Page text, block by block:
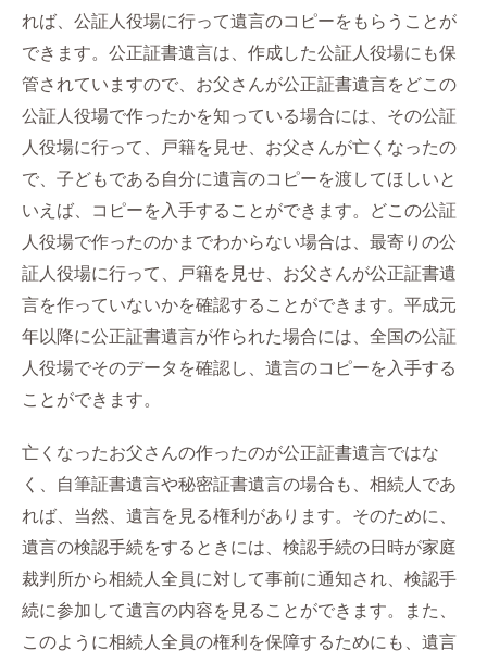
れば、公証人役場に行って遺言のコピーをもらうことが
できます。公正証書遺言は、作成した公証人役場にも保
管されていますので、お父さんが公正証書遺言をどこの
公証人役場で作ったかを知っている場合には、その公証
人役場に行って、戸籍を見せ、お父さんが亡くなったの
で、子どもである自分に遺言のコピーを渡してほしいと
いえば、コピーを入手することができます。どこの公証
人役場で作ったのかまでわからない場合は、最寄りの公
証人役場に行って、戸籍を見せ、お父さんが公正証書遺
言を作っていないかを確認することができます。平成元
年以降に公正証書遺言が作られた場合には、全国の公証
人役場でそのデータを確認し、遺言のコピーを入手する
ことができます。
亡くなったお父さんの作ったのが公正証書遺言ではな
く、自筆証書遺言や秘密証書遺言の場合も、相続人であ
れば、当然、遺言を見る権利があります。そのために、
遺言の検認手続をするときには、検認手続の日時が家庭
裁判所から相続人全員に対して事前に通知され、検認手
続に参加して遺言の内容を見ることができます。また、
このように相続人全員の権利を保障するためにも、遺言